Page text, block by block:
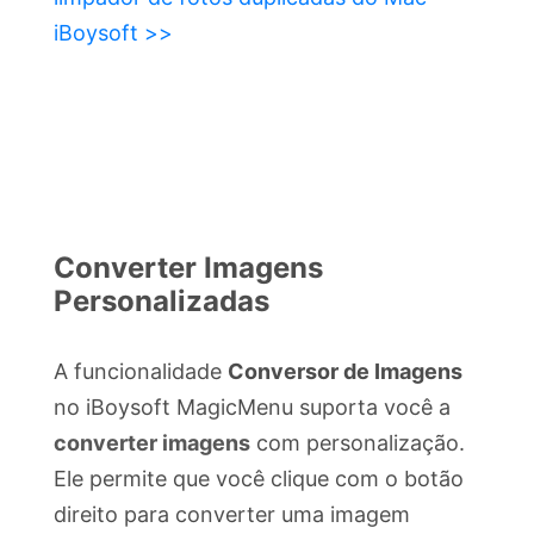
iBoysoft >>
Converter Imagens
Personalizadas
A funcionalidade Conversor de Imagens
no iBoysoft MagicMenu suporta você a
converter imagens com personalização.
Ele permite que você clique com o botão
direito para converter uma imagem